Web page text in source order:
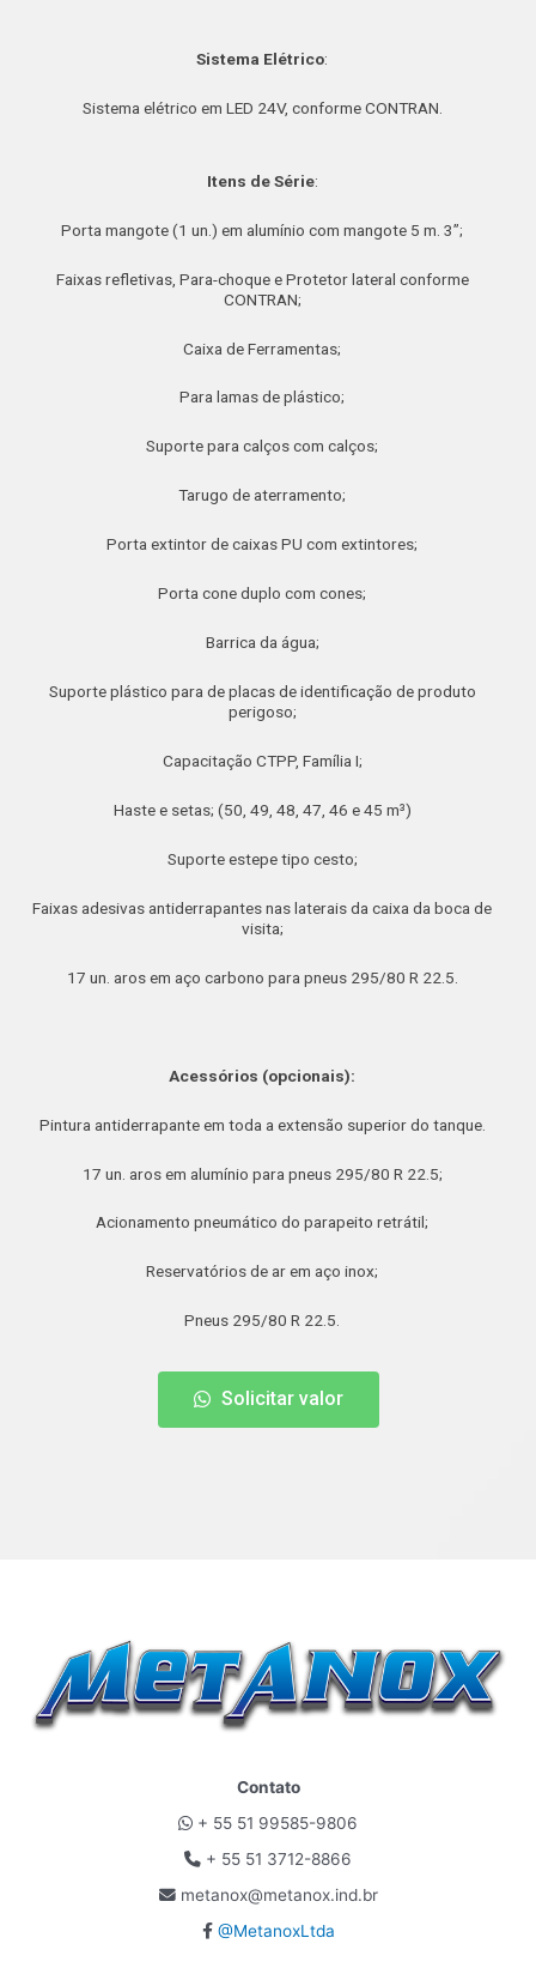
Sistema Elétrico:
Sistema elétrico em LED 24V, conforme CONTRAN.
Itens de Série:
Porta mangote (1 un.) em alumínio com mangote 5 m. 3”;
Faixas refletivas, Para-choque e Protetor lateral conforme
CONTRAN;
Caixa de Ferramentas;
Para lamas de plástico;
Suporte para calços com calços;
Tarugo de aterramento;
Porta extintor de caixas PU com extintores;
Porta cone duplo com cones;
Barrica da água;
Suporte plástico para de placas de identificação de produto
perigoso;
Capacitação CTPP, Família I;
Haste e setas; (50, 49, 48, 47, 46 e 45 m³)
Suporte estepe tipo cesto;
Faixas adesivas antiderrapantes nas laterais da caixa da boca de
visita;
17 un. aros em aço carbono para pneus 295/80 R 22.5.
Acessórios (opcionais):
Pintura antiderrapante em toda a extensão superior do tanque.
17 un. aros em alumínio para pneus 295/80 R 22.5;
Acionamento pneumático do parapeito retrátil;
Reservatórios de ar em aço inox;
Pneus 295/80 R 22.5.
Solicitar valor
Contato
+ 55 51 99585-9806
+ 55 51 3712-8866
metanox@metanox.ind.br
@MetanoxLtda